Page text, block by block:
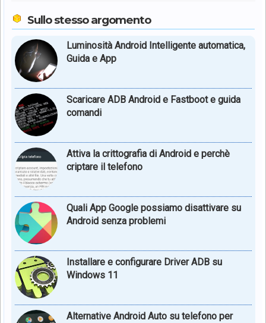
Sullo stesso argomento
Luminosità Android Intelligente automatica,
Guida e App
Scaricare ADB Android e Fastboot e guida
comandi
Attiva la crittografia di Android e perchè
criptare il telefono
Quali App Google possiamo disattivare su
Android senza problemi
Installare e configurare Driver ADB su
Windows 11
Alternative Android Auto su telefono per